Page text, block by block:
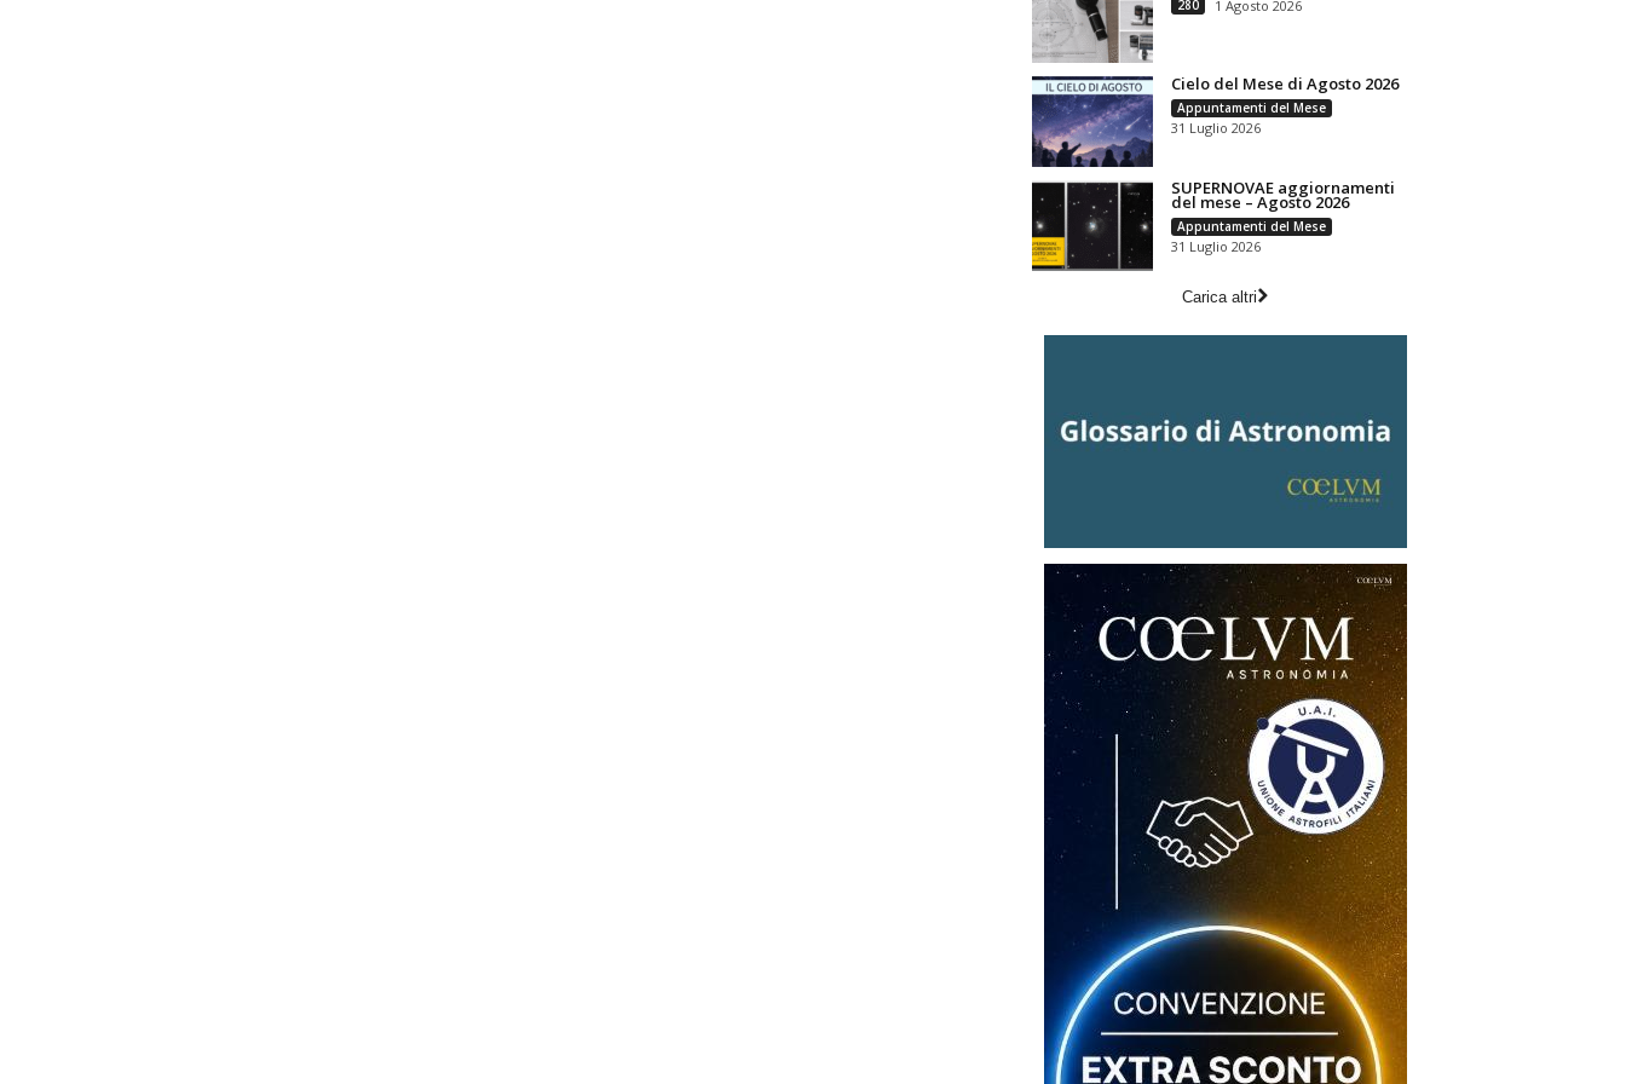
280 1 Agosto 2026
Cielo del Mese di Agosto 2026
Appuntamenti del Mese
31 Luglio 2026
SUPERNOVAE aggiornamenti
del mese – Agosto 2026
Appuntamenti del Mese
31 Luglio 2026
Carica altri